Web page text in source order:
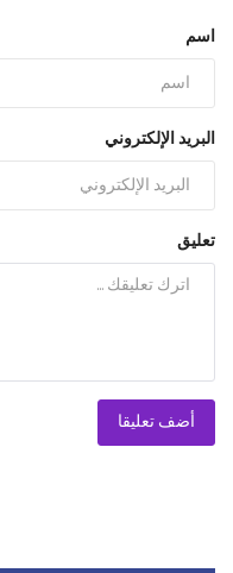
اسم
البريد الإلكتروني
تعليق
أضف تعليقا